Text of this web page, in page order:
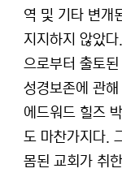
역 및 기타 변개
지지하지 않았
으로부터 출토
성경보존에 관
에드워드 힐즈
도 마찬가지다.
몸된 교회가 취